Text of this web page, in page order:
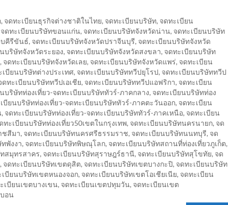
, จดทะเบียนธุรกิจต่างชาติในไทย, จดทะเบียนบริษัท, จดทะเบียน
จดทะเบียนบริษัทขอนแก่น, จดทะเบียนบริษัทจังหวัดน่าน, จดทะเบียนบริษัท
บคีรีขันธ์, จดทะเบียนบริษัทจังหวัดปราจีนบุรี, จดทะเบียนบริษัทจังหวัด
บริษัทจังหวัดระยอง, จดทะเบียนบริษัทจังหวัดสงขลา, จดทะเบียนบริษัท
, จดทะเบียนบริษัทจังหวัดเลย, จดทะเบียนบริษัทจังหวัดแพร่, จดทะเบียน
เบียนบริษัทต่างประเทศ, จดทะเบียนบริษัททวีปยุโรป, จดทะเบียนบริษัททวีป
ดทะเบียนบริษัททวีปเอเชีย, จดทะเบียนบริษัททวีปแอฟริกา, จดทะเบียน
บริษัทท่องเที่ยว-จดทะเบียนบริษัททัวร์-ภาคกลาง, จดทะเบียนบริษัทท่อง
บียนบริษัทท่องเที่ยว-จดทะเบียนบริษัททัวร์-ภาคตะวันออก, จดทะเบียน
, จดทะเบียนบริษัทท่องเที่ยว-จดทะเบียนบริษัททัวร์-ภาคเหนือ, จดทะเบียน
ทะเบียนบริษัทท่องเที่ยว50เขตในกรุงเทพ, จดทะเบียนบริษัทนครนายก, จด
ชสีมา, จดทะเบียนบริษัทนครศรีธรรมราช, จดทะเบียนบริษัทนนทบุรี, จด
พังงา, จดทะเบียนบริษัทพิษณุโลก, จดทะเบียนบริษัทสถานที่ท่องเที่ยวภูเก็ต,
สมุทรสาคร, จดทะเบียนบริษัทสุราษฎร์ธานี, จดทะเบียนบริษัทสุโขทัย, จด
, จดทะเบียนบริษัทเขตดุสิต, จดทะเบียนบริษัทเขตบางกะปิ, จดทะเบียนบริษัท
เบียนบริษัทเขตหนองจอก, จดทะเบียนบริษัทเขตโอเชียเนีย, จดทะเบียน
เบียนเขตบางเขน, จดทะเบียนเขตปทุมวัน, จดทะเบียนเขต
อน